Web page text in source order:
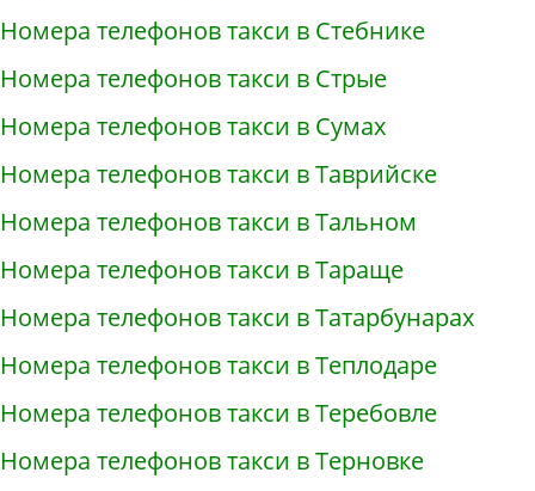
Номера телефонов такси в Стебнике
Номера телефонов такси в Стрые
Номера телефонов такси в Сумах
Номера телефонов такси в Таврийске
Номера телефонов такси в Тальном
Номера телефонов такси в Тараще
Номера телефонов такси в Татарбунарах
Номера телефонов такси в Теплодаре
Номера телефонов такси в Теребовле
Номера телефонов такси в Терновке